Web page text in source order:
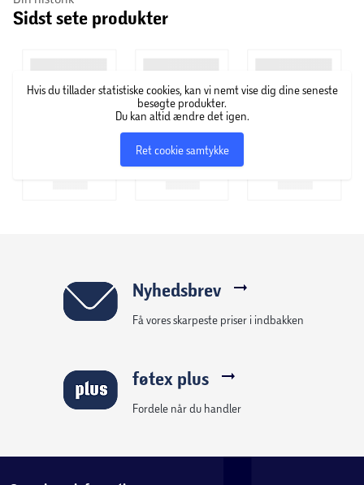
Sidst sete produkter
Hvis du tillader statistiske cookies, kan vi nemt vise dig dine seneste
besøgte produkter.
Du kan altid ændre det igen.
Ret cookie samtykke
Nyhedsbrev
Få vores skarpeste priser i indbakken
føtex plus
Fordele når du handler